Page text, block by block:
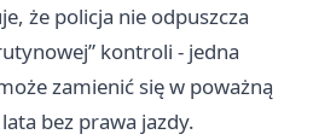
że policja nie odpuszcza
kontroli - jedna
zamienić się w poważną
bez prawa jazdy.